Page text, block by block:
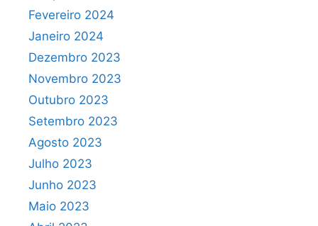
Fevereiro 2024
Janeiro 2024
Dezembro 2023
Novembro 2023
Outubro 2023
Setembro 2023
Agosto 2023
Julho 2023
Junho 2023
Maio 2023